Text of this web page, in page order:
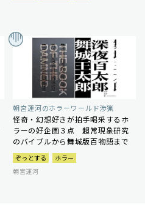
朝宮運河のホラーワールド渉猟
怪奇・幻想好きが拍手喝采するホ
ラーの好企画３点 超常現象研究
のバイブルから舞城版百物語まで
ぞっとする
ホラー
朝宮運河